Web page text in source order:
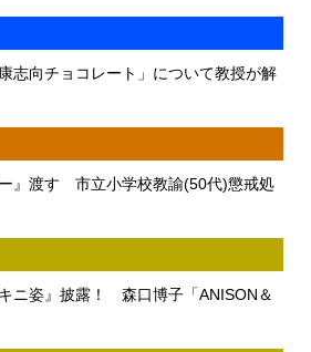
志向チョコレート」について教授が解
』渡す 市立小学校教諭(50代)懲戒処
ニ姿』披露！ 森口博子「ANISON＆